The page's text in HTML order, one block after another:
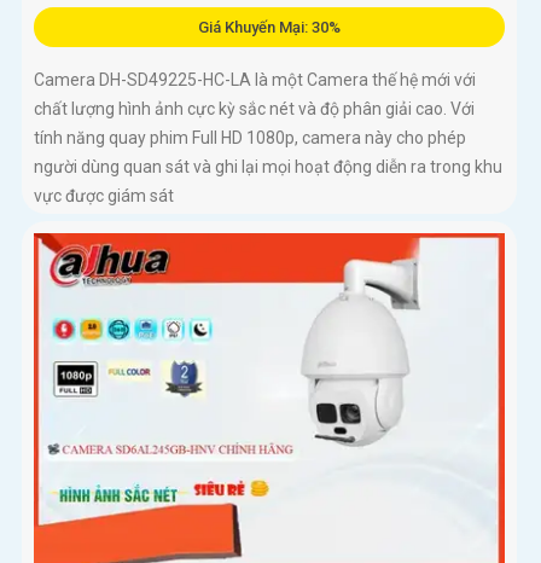
Giá Khuyến Mại: 30%
Camera DH-SD49225-HC-LA là một Camera thế hệ mới với
chất lượng hình ảnh cực kỳ sắc nét và độ phân giải cao. Với
tính năng quay phim Full HD 1080p, camera này cho phép
người dùng quan sát và ghi lại mọi hoạt động diễn ra trong khu
vực được giám sát